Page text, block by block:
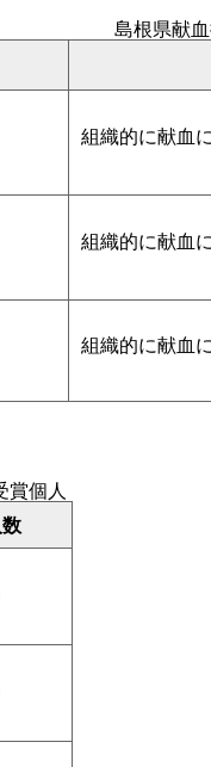
島根県献
組織的に献血
組織的に献血
組織的に献血
賞個人